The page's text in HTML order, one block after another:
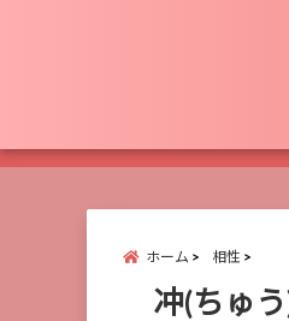
ホーム 相性
冲(ちゅ